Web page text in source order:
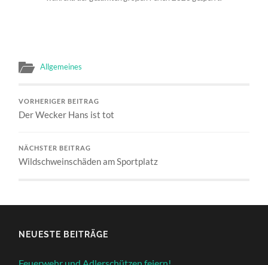
Allgemeines
VORHERIGER BEITRAG
Der Wecker Hans ist tot
NÄCHSTER BEITRAG
Wildschweinschäden am Sportplatz
NEUESTE BEITRÄGE
Feuerwehr und Adlerschützen feiern!